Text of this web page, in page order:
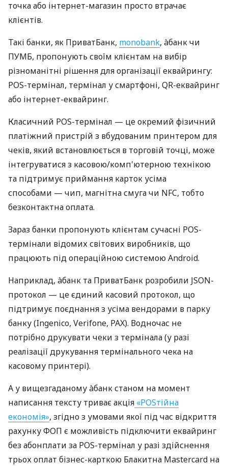
точка або інтернет-магазин просто втрачає
клієнтів.
Такі банки, як ПриватБанк, monobank, àбанк чи
ПУМБ, пропонують своїм клієнтам на вибір
різноманітні рішення для організації еквайрингу:
POS-термінал, термінал у смартфоні, QR-еквайринг
або інтернет-еквайринг.
Класичний POS-термінал — це окремий фізичний
платіжний пристрій з вбудованим принтером для
чеків, який встановлюється в торговій точці, може
інтегруватися з касовою/комп'ютерною технікою
та підтримує приймання карток усіма
способами — чип, магнітна смуга чи NFC, тобто
безконтактна оплата.
Зараз банки пропонують клієнтам сучасні POS-
термінали відомих світових виробників, що
працюють під операційною системою Android.
Наприклад, àбанк та ПриватБанк розробили JSON-
протокол — це єдиний касовий протокол, що
підтримує поєднання з усіма вендорами в парку
банку (Ingenico, Verifone, PAX). Водночас не
потрібно друкувати чеки з термінала (у разі
реалізації друкування термінального чека на
касовому принтері).
А у вищезгаданому àбанк станом на момент
написання тексту триває акція «POSтійна
економія», згідно з умовами якої під час відкриття
рахунку ФОП є можливість підключити еквайринг
без абонплати за POS-термінал у разі здійснення
трьох оплат бізнес-карткою Блакитна Mastercard на